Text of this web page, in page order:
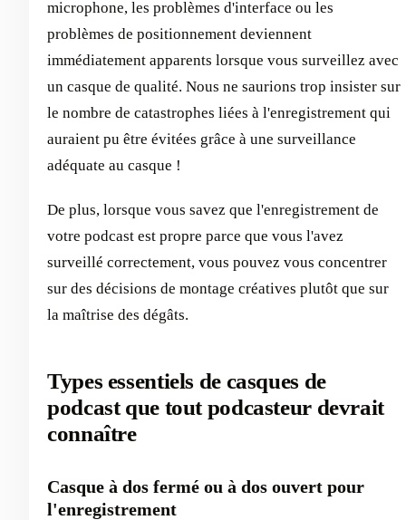
microphone, les problèmes d'interface ou les
problèmes de positionnement deviennent
immédiatement apparents lorsque vous surveillez avec
un casque de qualité. Nous ne saurions trop insister sur
le nombre de catastrophes liées à l'enregistrement qui
auraient pu être évitées grâce à une surveillance
adéquate au casque !
De plus, lorsque vous savez que l'enregistrement de
votre podcast est propre parce que vous l'avez
surveillé correctement, vous pouvez vous concentrer
sur des décisions de montage créatives plutôt que sur
la maîtrise des dégâts.
Types essentiels de casques de
podcast que tout podcasteur devrait
connaître
Casque à dos fermé ou à dos ouvert pour
l'enregistrement